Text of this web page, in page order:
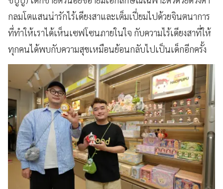
กลมโตแสนน่ารักไร้เดียงสาและเต็มเปี่ยมไปด้วยจินตนาการ
ที่ทำให้เราได้เห็นเซฟโซนภายในใจ กับความไร้เดียงสาที่ให้
ทุกคนได้พบกับความสุขเหมือนย้อนกลับไปเป็นเด็กอีกครั้ง